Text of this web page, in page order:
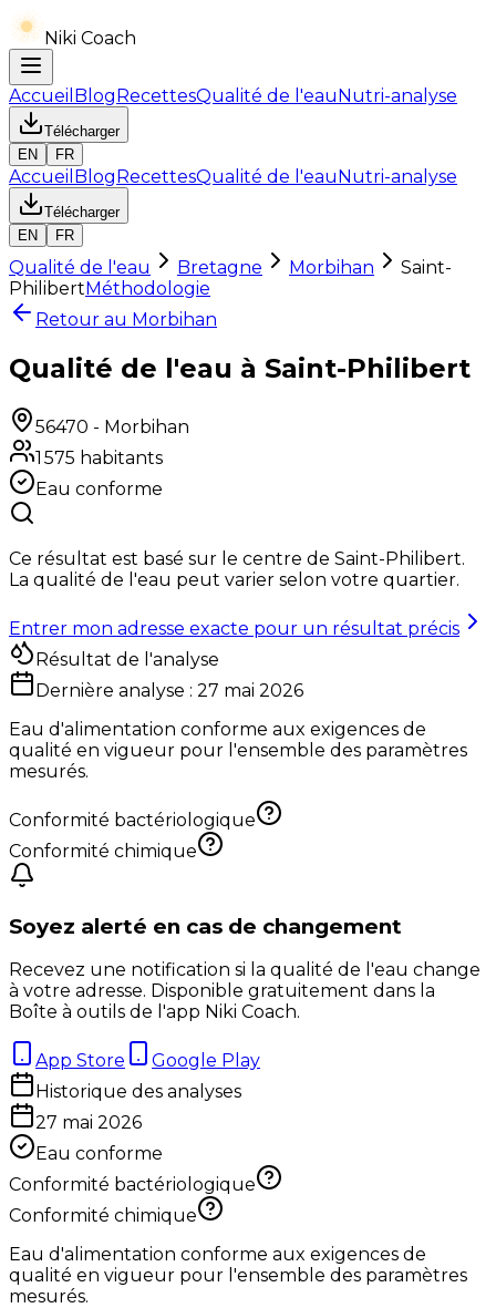
Niki Coach
Accueil BlogRecettesQualité de l'eauNutri-analyse
Télécharger
EN
FR
Accueil BlogRecettesQualité de l'eauNutri-analyse
Télécharger
EN
FR
Qualité de l'eau Bretagne Morbihan
Saint-
PhilibertMéthodologie
Retour au Morbihan
Qualité de l'eau à Saint-Philibert
56470 - Morbihan
1 575 habitants
Eau conforme
Ce résultat est basé sur le centre de Saint-Philibert.
La qualité de l'eau peut varier selon votre quartier.
Entrer mon adresse exacte pour un résultat précis
Résultat de l'analyse
Dernière analyse : 27 mai 2026
Eau d'alimentation conforme aux exigences de
qualité en vigueur pour l'ensemble des paramètres
mesurés.
Conformité bactériologique
Conformité chimique
Soyez alerté en cas de changement
Recevez une notification si la qualité de l'eau change
à votre adresse. Disponible gratuitement dans la
Boîte à outils de l'app Niki Coach.
App Store
Google Play
Historique des analyses
27 mai 2026
Eau conforme
Conformité bactériologique
Conformité chimique
Eau d'alimentation conforme aux exigences de
qualité en vigueur pour l'ensemble des paramètres
mesurés.